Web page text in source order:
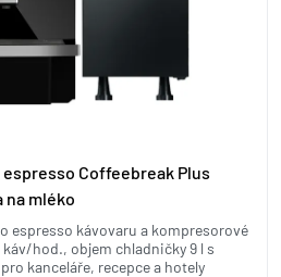
Coffeebreak Plus
na mléko
espresso kávovaru a kompresorové
hod., objem chladničky 9 l s
kanceláře, recepce a hotely